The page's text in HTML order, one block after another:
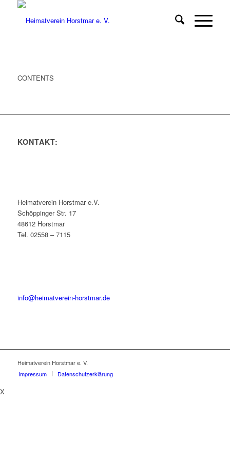
CONTENTS
KONTAKT:
Heimatverein Horstmar e.V.
Schöppinger Str. 17
48612 Horstmar
Tel. 02558 – 7115
info@heimatverein-horstmar.de
Heimatverein Horstmar e. V.
Impressum
Datenschutzerklärung
X